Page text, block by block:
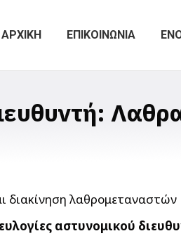
ΑΡΧΙΚΗ ΕΠΙΚΟΙΝΩΝΙΑ
αστυνομικού